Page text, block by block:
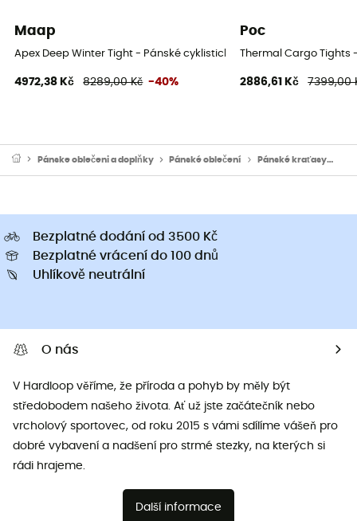
Maap
Apex Deep Winter Tight - Pánské cyklistické kraťasy
4972,38 Kč 8289,00 Kč -40%
Poc
Thermal Cargo Tights
2886,61 Kč 7399,00
Pánske oblečeni a doplňky Pánské oblečení Pánské kraťasy
Bezplatné dodání od 3500 Kč
Bezplatné vrácení do 100 dnů
Uhlíkově neutrální
O nás
V Hardloop věříme, že příroda a pohyb by měly být
středobodem našeho života. Ať už jste začátečník nebo
vrcholový sportovec, od roku 2015 s vámi sdílíme vášeň pro
dobré vybavení a nadšení pro strmé stezky, na kterých si
rádi hrajeme.
Další informace